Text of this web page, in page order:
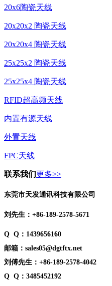
20x6陶瓷天线
20x20x2 陶瓷天线
20x20x4 陶瓷天线
25x25x2 陶瓷天线
25x25x4 陶瓷天线
RFID超高频天线
内置有源天线
外置天线
FPC天线
联系我们更多>>
东莞市天发通讯科技有限公司
刘先生：+86-189-2578-5671
Q Q：1439656160
邮箱：sales05@dgtftx.net
刘傅先生：+86-189-2578-4042
Q Q：3485452192